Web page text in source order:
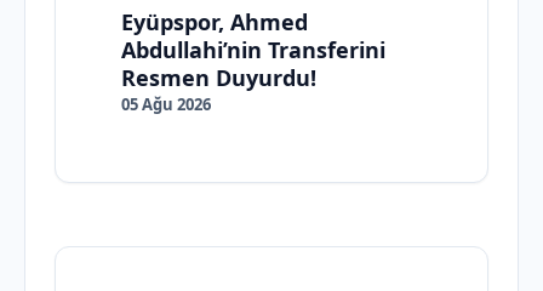
Eyüpspor, Ahmed
Abdullahi’nin Transferini
Resmen Duyurdu!
05 Ağu 2026